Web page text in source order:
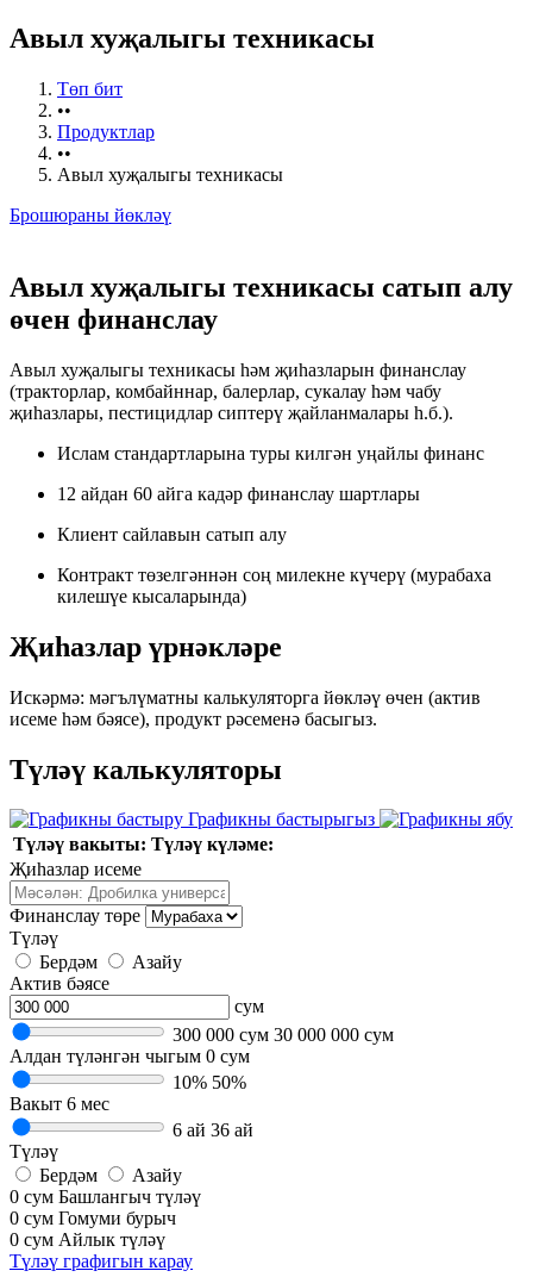
Авыл хуҗалыгы техникасы
Төп бит
••
Продуктлар
••
Авыл хуҗалыгы техникасы
Брошюраны йөкләү
Авыл хуҗалыгы техникасы сатып алу
өчен финанслау
Авыл хуҗалыгы техникасы һәм җиһазларын финанслау
(тракторлар, комбайннар, балерлар, сукалау һәм чабу
җиһазлары, пестицидлар сиптерү җайланмалары һ.б.).
Ислам стандартларына туры килгән уңайлы финанс
12 айдан 60 айга кадәр финанслау шартлары
Клиент сайлавын сатып алу
Контракт төзелгәннән соң милекне күчерү (мурабаха
килешүе кысаларында)
Җиһазлар үрнәкләре
Искәрмә: мәгълүматны калькуляторга йөкләү өчен (актив
исеме һәм бәясе), продукт рәсеменә басыгыз.
Түләү калькуляторы
Графикны бастырыгыз
Түләү вакыты: Түләү күләме:
Җиһазлар исеме
Финанслау төре
Түләү
Бердәм
Азайу
Актив бәясе
сум
300 000 сум 30 000 000 сум
Алдан түләнгән чыгым 0 сум
10% 50%
Вакыт 6 мес
6 ай 36 ай
Түләү
Бердәм
Азайу
0 сум Башлангыч түләү
0 сум Гомуми бурыч
0 сум Айлык түләү
Түләү графигын карау